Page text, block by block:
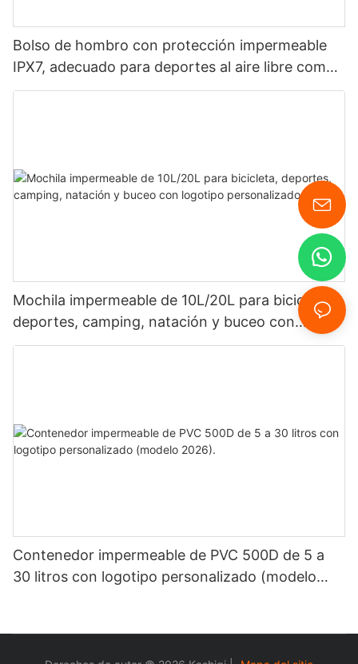
Bolso de hombro con protección impermeable
IPX7, adecuado para deportes al aire libre como
descenso de ríos, rafting, exploración de cuevas,
Mochila impermeable de 10L/20L para bicicleta,
deportes, camping, natación y buceo con
logotipo personalizado.
Contenedor impermeable de PVC 500D de 5 a
30 litros con logotipo personalizado (modelo